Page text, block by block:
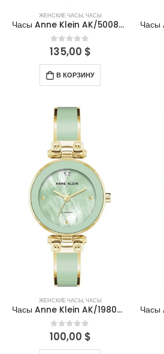
ЖЕНСКИЕ ЧАСЫ,ЧАСЫ
Часы Anne Klein AK/5008PMRG
0out of 5
135,00 $
В КОРЗИНУ
ЖЕНСКИЕ ЧАСЫ,ЧАСЫ
Часы Anne Klein AK/1980MIGB
0out of 5
100,00 $